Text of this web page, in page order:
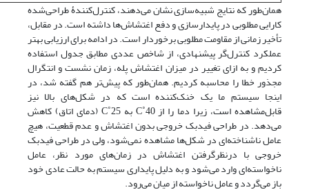
همان‌طور که نتایج شبیه‌سازی نشان می‌دهند، کنترل‌کنندۀ طراحی‌شده
کارایی مطلوبی در پایدارسازی و دفع اغتشاش‌ها داشته است. در مقابل،
تأخیر زمانی از مقاومت مطلوبی برخوردار است. در ادامه برای ارزیابی بهتر
عملکرد کنترل‌گر پیشنهادی، از شاخص عددی مطابق جدول استفاده
کردیم و به ازای تغییر در میزان اغتشاش پله، زمان نشست و انتگرال
مجذور خطا را محاسبه کردیم. همان‌طور که پیش‌تر هم گفته شد، در
اینجا سیستم ما یک خنک‌کننده است که در شکل‌های بالا نیز
قابل‌مشاهده است، زیرا دما را از C˚40 به C˚25 (دمای اتاق) کاهش
می‌دهد. در طراحی فیدبک خروجی بدون اغتشاش و عدم قطعیت، هیچ
عامل ناشناخته‌ای در شکل‌ها مشاهده نمی‌شود، ولی در طراحی فیدبک
خروجی با درنظر‌گرفتن اغتشاش در زمان‌های مورد نظر، عامل
ناخواسته‌ای وارد می‌شود و به دلیل پایداری سیستم به حالت عادی خود
باز می‌گردد و عامل ناخواسته از میان می‌رود.